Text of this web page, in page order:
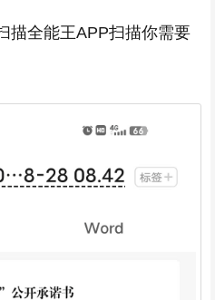
描全能王APP扫描你需要